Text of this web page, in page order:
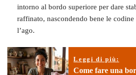
intorno al bordo superiore per dare
raffinato, nascondendo bene le
l’ago.
Leggi di più:
Come fare una